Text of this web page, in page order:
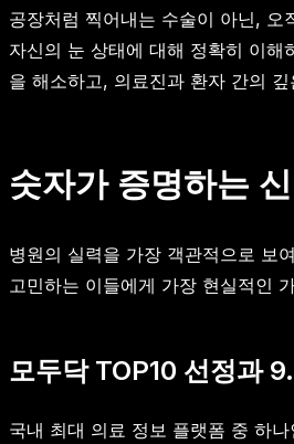
공장처럼 찍어내는 수술이 아닌,
자신의 눈 상태에 대해 정확히 이
을 해소하고, 의료진과 환자 간의
숫자가 증명하는
병원의 실력을 가장 객관적으로 보
고민하는 이들에게 가장 현실적인
모두닥 TOP10 선정과
국내 최대 의료 정보 플랫폼 중 하